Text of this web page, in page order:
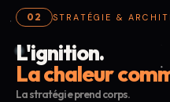
02 STRATÉGIE &
L'ignition.
La chaleur
La stratégie prend corps.